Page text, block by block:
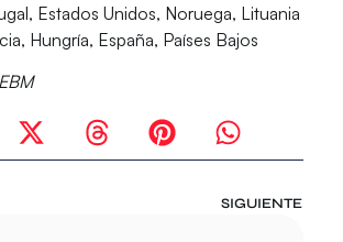
Estados Unidos, Noruega, Lituania
Hungría, España, Países Bajos
SIGUIENTE